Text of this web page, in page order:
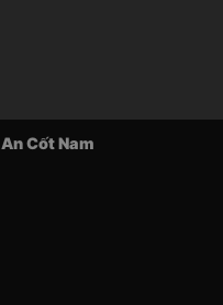
An Cốt Nam